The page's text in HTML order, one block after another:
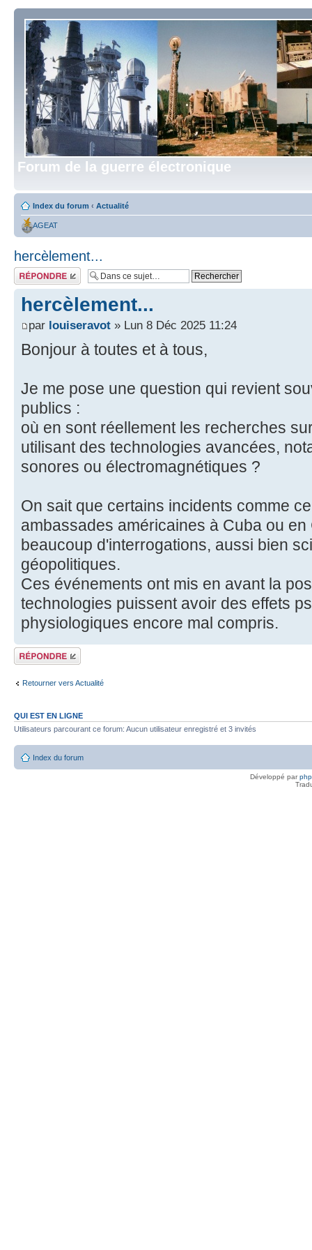
Forum de la guerre électronique
Index du forum ‹ Actualité
AGEAT
hercèlement...
Répondre
hercèlement...
par louiseravot » Lun 8 Déc 2025 11:24
Bonjour à toutes et à tous,
Je me pose une question qui revient
publics :
où en sont réellement les recherches
utilisant des technologies avancées,
sonores ou électromagnétiques ?
On sait que certains incidents comme
ambassades américaines à Cuba ou
beaucoup d'interrogations, aussi bien
géopolitiques.
Ces événements ont mis en avant la
technologies puissent avoir des effets
physiologiques encore mal compris.
Répondre
Retourner vers Actualité
QUI EST EN LIGNE
Utilisateurs parcourant ce forum: Aucun utilisateur enregistré et 3 invités
Index du forum
Développé par